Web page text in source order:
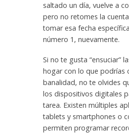
saltado un día, vuelve a
pero no retomes la
tomar esa fecha
número 1, nuevamente.
Si no te gusta “ensuciar”
hogar con lo que podrías
banalidad, no te olvides
los dispositivos digitales
tarea. Existen múltiples
tablets y smartphones o
permiten programar